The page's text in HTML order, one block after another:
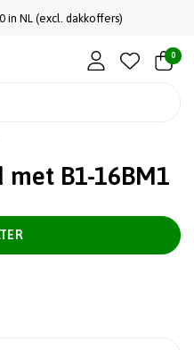
in NL (excl. dakkoffers)
0
B1-16BM1